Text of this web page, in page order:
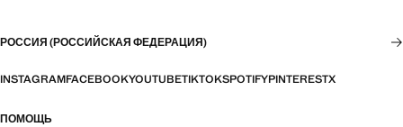
РОССИЯ (РОССИЙСКАЯ ФЕДЕРАЦИЯ)
INSTAGRAMFACEBOOKYOUTUBETIKTOKSPOTIFYPINTERESTX
ПОМОЩЬ